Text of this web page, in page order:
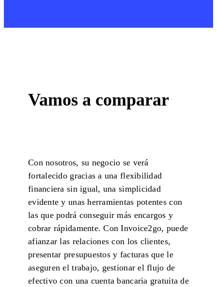
Vamos a comparar
Con nosotros, su negocio se verá
fortalecido gracias a una flexibilidad
financiera sin igual, una simplicidad
evidente y unas herramientas potentes con
las que podrá conseguir más encargos y
cobrar rápidamente. Con Invoice2go, puede
afianzar las relaciones con los clientes,
presentar presupuestos y facturas que le
aseguren el trabajo, gestionar el flujo de
efectivo con una cuenta bancaria gratuita de